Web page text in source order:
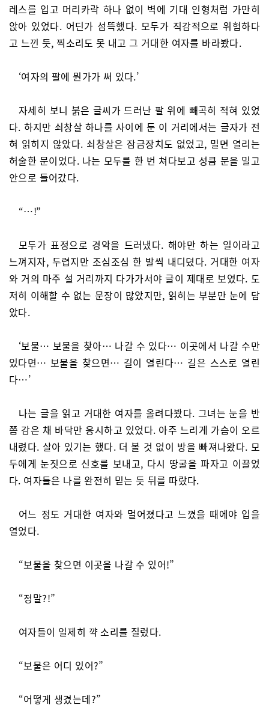
레스를 입고 머리카락 하나 없이 벽에 기대 인형처럼 가만히
앉아 있었다. 어딘가 섬뜩했다. 모두가 직감적으로 위험하다
고 느낀 듯, 찍소리도 못 내고 그 거대한 여자를 바라봤다.
‘여자의 팔에 뭔가가 써 있다.’
자세히 보니 붉은 글씨가 드러난 팔 위에 빼곡히 적혀 있었
다. 하지만 쇠창살 하나를 사이에 둔 이 거리에서는 글자가 전
혀 읽히지 않았다. 쇠창살은 잠금장치도 없었고, 밀면 열리는
허술한 문이었다. 나는 모두를 한 번 쳐다보고 성큼 문을 밀고
안으로 들어갔다.
“…!”
모두가 표정으로 경악을 드러냈다. 해야만 하는 일이라고
느껴지자, 두렵지만 조심조심 한 발씩 내디뎠다. 거대한 여자
와 거의 마주 설 거리까지 다가가서야 글이 제대로 보였다. 도
저히 이해할 수 없는 문장이 많았지만, 읽히는 부분만 눈에 담
았다.
‘보물… 보물을 찾아… 나갈 수 있다… 이곳에서 나갈 수만
있다면… 보물을 찾으면… 길이 열린다… 길은 스스로 열린
다…’
나는 글을 읽고 거대한 여자를 올려다봤다. 그녀는 눈을 반
쯤 감은 채 바닥만 응시하고 있었다. 아주 느리게 가슴이 오르
내렸다. 살아 있기는 했다. 더 볼 것 없이 방을 빠져나왔다. 모
두에게 눈짓으로 신호를 보내고, 다시 땅굴을 파자고 이끌었
다. 여자들은 나를 완전히 믿는 듯 뒤를 따랐다.
어느 정도 거대한 여자와 멀어졌다고 느꼈을 때에야 입을
열었다.
“보물을 찾으면 이곳을 나갈 수 있어!”
“정말?!”
여자들이 일제히 꺅 소리를 질렀다.
“보물은 어디 있어?”
“어떻게 생겼는데?”